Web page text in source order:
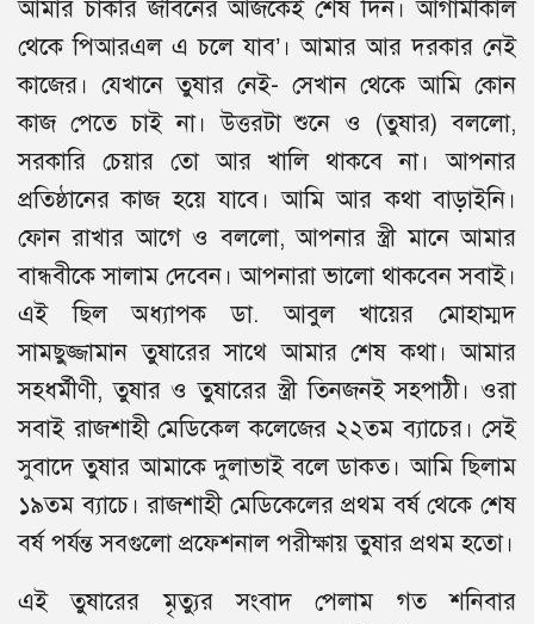
আমার চাকরি জীবনের আজকেই শেষ দিন। আগামীকাল
থেকে পিআরএল এ চলে যাব’। আমার আর দরকার নেই
কাজের। যেখানে তুষার নেই- সেখান থেকে আমি কোন
কাজ পেতে চাই না। উত্তরটা শুনে ও (তুষার) বললো,
সরকারি চেয়ার তো আর খালি থাকবে না। আপনার
প্রতিষ্ঠানের কাজ হয়ে যাবে। আমি আর কথা বাড়াইনি।
ফোন রাখার আগে ও বললো, আপনার স্ত্রী মানে আমার
বান্ধবীকে সালাম দেবেন। আপনারা ভালো থাকবেন সবাই।
এই ছিল অধ্যাপক ডা. আবুল খায়ের মোহাম্মদ
সামছুজ্জামান তুষারের সাথে আমার শেষ কথা। আমার
সহধর্মীণী, তুষার ও তুষারের স্ত্রী তিনজনই সহপাঠী। ওরা
সবাই রাজশাহী মেডিকেল কলেজের ২২তম ব্যাচের। সেই
সুবাদে তুষার আমাকে দুলাভাই বলে ডাকত। আমি ছিলাম
১৯তম ব্যাচে। রাজশাহী মেডিকেলের প্রথম বর্ষ থেকে শেষ
বর্ষ পর্যন্ত সবগুলো প্রফেশনাল পরীক্ষায় তুষার প্রথম হতো।
এই তুষারের মৃত্যুর সংবাদ পেলাম গত শনিবার